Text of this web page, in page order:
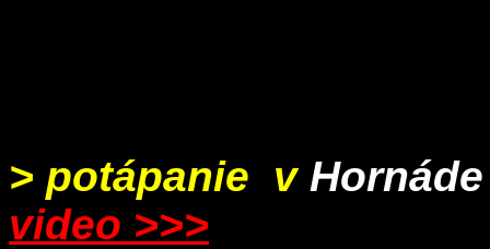
> potápanie v Hornáde
video >>>